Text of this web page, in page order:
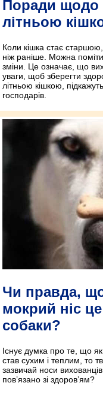
Поради щодо
літньою
Коли кішка стає
ніж раніше. Можна
зміни. Це означає, що
уваги, щоб зберегти
літньою кішкою,
господарів.
Чи правда,
мокрий ніс
собаки?
Існує думка про те, що
став сухим і теплим, то
зазвичай носи
пов’язано зі здоров’ям?